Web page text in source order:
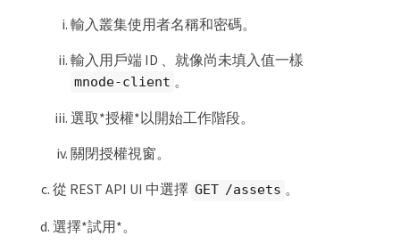
輸入叢集使用者名稱和密碼。
輸入用戶端 ID 、就像尚未填入值一樣
mnode-client 。
選取*授權*以開始工作階段。
關閉授權視窗。
從 REST API UI 中選擇 GET /assets 。
選擇*試用*。